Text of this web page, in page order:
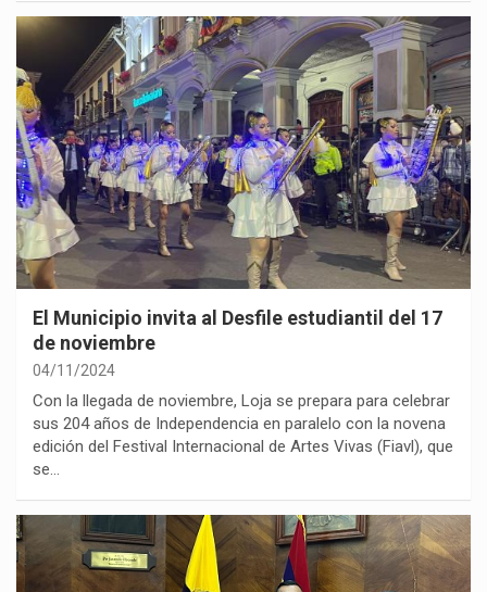
El Municipio invita al Desfile estudiantil del 17
de noviembre
04/11/2024
Con la llegada de noviembre, Loja se prepara para celebrar
sus 204 años de Independencia en paralelo con la novena
edición del Festival Internacional de Artes Vivas (Fiavl), que
se…